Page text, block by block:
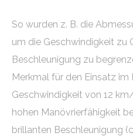
So wurden z. B. die
um die Geschwindigkeit zu
Beschleunigung zu
Merkmal für den Einsatz im
Geschwindigkeit von 12
hohen Manövrierfähigkeit
brillanten Beschleunigung